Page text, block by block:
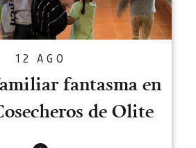
12 AGO
fantasma en
de Olite